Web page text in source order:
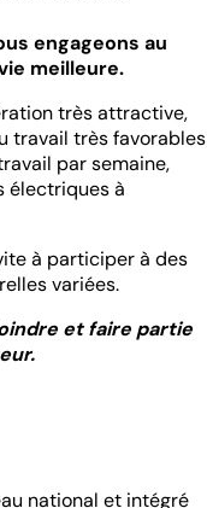
engageons au
meilleure.
très attractive,
travail très favorables
par semaine,
électriques à
à participer à des
variées.
et faire partie
national et intégré